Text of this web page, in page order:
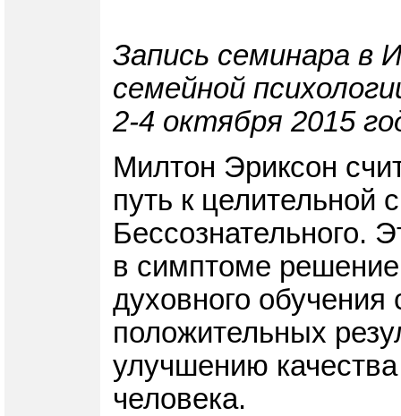
Запись семинара в
семейной
2-4 октября 2015
Милтон Эриксон
путь к целительной
Бессознательного.
в симптоме решение
духовного
положительных
улучшению
человека.